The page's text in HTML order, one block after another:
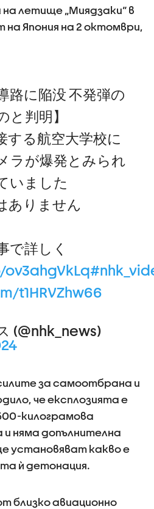
летище „Миядзаки“ в
Япония на 2 октомври,
路に陥没 不発弾の
と判明】
する航空大学校に
ラが爆発とみられ
いました
ありません
で詳しく
t1HRVZhw66
(@nhk_news)
за самоотбрана и
че експлозията е
килограмова
няма допълнителна
установяват какво е
ѝ детонация.
близко авиационно